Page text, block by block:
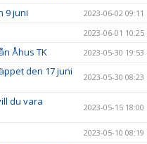
9 juni
2023-06-02 09:11
2023-06-01 10:25
Åhus TK 2023-05-30 19:53
den 17 juni
2023-05-30 08:23
du vara
2023-05-15 18:00
2023-05-10 08:19